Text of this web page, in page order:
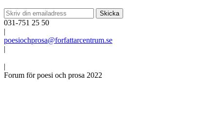
031-751 25 50
|
poesiochprosa@forfattarcentrum.se
|
|
Forum för poesi och prosa 2022